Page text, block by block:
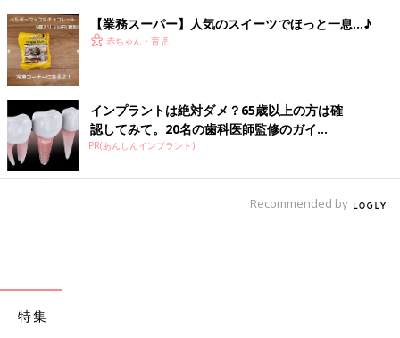
【業務スーパー】人気のスイーツでほっと一息…♪
赤ちゃん・育児
インプラントは絶対ダメ？65歳以上の方は確
認してみて。20名の歯科医師監修のガイ...
PR(あんしんインプラント)
Recommended by
特集